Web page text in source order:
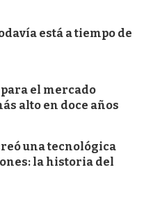
está a tiempo de
el mercado
alto en doce años
una tecnológica
la historia del